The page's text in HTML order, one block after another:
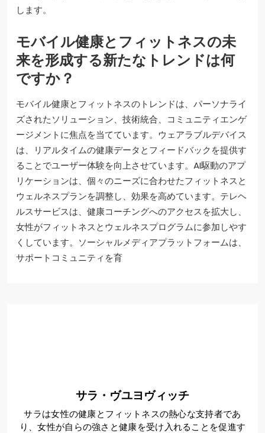
します。
モバイル健康とフィットネスの未
来を形成する新たなトレンドは何
ですか？
モバイル健康とフィットネスのトレンドは、パーソナライ
ズされたソリューション、技術統合、コミュニティエンゲ
ージメントに焦点を当てています。ウェアラブルデバイス
は、リアルタイムの健康データとフィードバックを提供す
ることでユーザー体験を向上させています。AI駆動のアプ
リケーションは、個々のニーズに合わせたフィットネスと
ウェルネスプランを調整し、効果を高めています。テレヘ
ルスサービスは、健康コーチングへのアクセスを拡大し、
女性がフィットネスとウェルネスプログラムに参加しやす
くしています。ソーシャルメディアプラットフォームは、
サポートコミュニティを育
サラ・ヴユヨヴィッチ
サラは女性の健康とフィットネスの熱心な支持者であ
り、女性が自らの強さと健康を受け入れることを促進す